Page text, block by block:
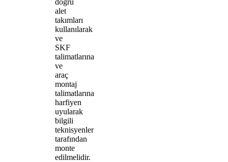
alet
takımları
kullanılarak
ve
SKF
talimatlarına
ve
araç
montaj
talimatlarına
harfiyen
uyularak
bilgili
teknisyenler
tarafından
monte
edilmelidir.